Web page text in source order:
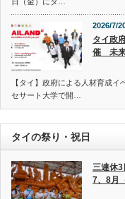
日（金）にタ…
2026/7/
タイ政
催 未来
【タイ】政府による人材育成
セサート大学で開…
タイの祭り・祝日
三連休3
7、8月